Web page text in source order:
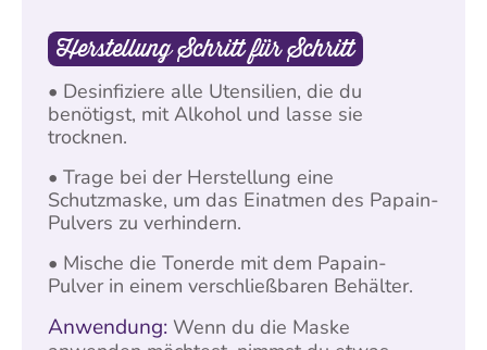
Herstellung Schritt für Schritt
• Desinfiziere alle Utensilien, die du
benötigst, mit Alkohol und lasse sie
trocknen.
• Trage bei der Herstellung eine
Schutzmaske, um das Einatmen des Papain-
Pulvers zu verhindern.
• Mische die Tonerde mit dem Papain-
Pulver in einem verschließbaren Behälter.
Anwendung: Wenn du die Maske